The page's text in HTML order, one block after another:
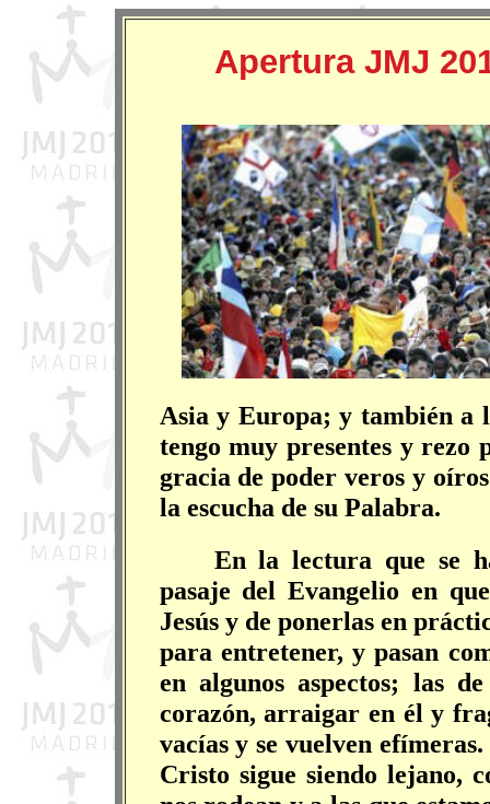
Apertura JMJ
Asia y Europa; y también a
tengo muy presentes y rezo
gracia de poder veros y
la escucha de su Palabra.
En la lectura que se
pasaje del Evangelio en
Jesús y de ponerlas en
para entretener, y pasan
en algunos aspectos; las
corazón, arraigar en él y
vacías y se vuelven
Cristo sigue siendo lejano,